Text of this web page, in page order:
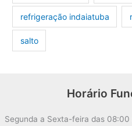
refrigeração indaiatuba
salto
Horário
Segunda a Sexta-feira das